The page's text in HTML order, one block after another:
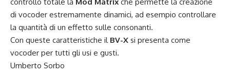
di vocoder estremamente dinamici, ad esempio controllare
la quantità di un effetto sulle consonanti.
Con queste caratteristiche il BV-X si presenta come
vocoder per tutti gli usi e gusti.
Umberto Sorbo